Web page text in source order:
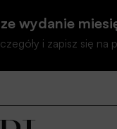
wydanie
i zapisz się